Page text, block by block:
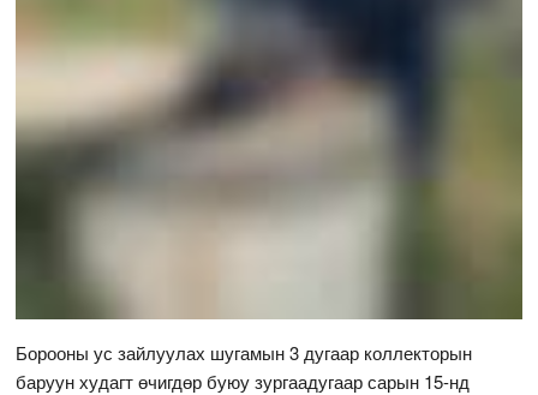
Борооны ус зайлуулах шугамын 3 дугаар коллекторын
баруун худагт өчигдөр буюу зургаадугаар сарын 15-нд